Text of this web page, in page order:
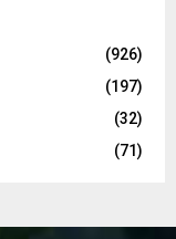
(926)
(197)
(32)
(71)